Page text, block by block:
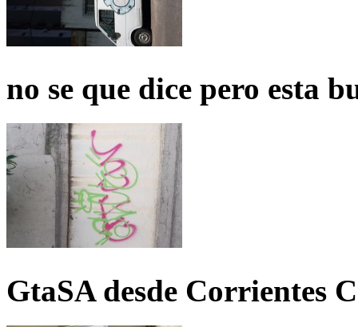
no se que dice pero esta
GtaSA desde Corrientes